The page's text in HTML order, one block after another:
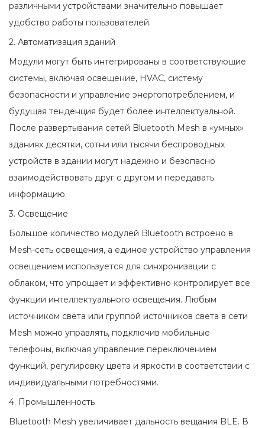
различными устройствами значительно повышает
удобство работы пользователей.
2. Автоматизация зданий
Модули могут быть интегрированы в соответствующие
системы, включая освещение, HVAC, систему
безопасности и управление энергопотреблением, и
будущая тенденция будет более интеллектуальной.
После развертывания сетей Bluetooth Mesh в «умных»
зданиях десятки, сотни или тысячи беспроводных
устройств в здании могут надежно и безопасно
взаимодействовать друг с другом и передавать
информацию.
3. Освещение
Большое количество модулей Bluetooth встроено в
Mesh-сеть освещения, а единое устройство управления
освещением используется для синхронизации с
облаком, что упрощает и эффективно контролирует все
функции интеллектуального освещения. Любым
источником света или группой источников света в сети
Mesh можно управлять, подключив мобильные
телефоны, включая управление переключением
функций, регулировку цвета и яркости в соответствии с
индивидуальными потребностями.
4. Промышленность
Bluetooth Mesh увеличивает дальность вещания BLE. В